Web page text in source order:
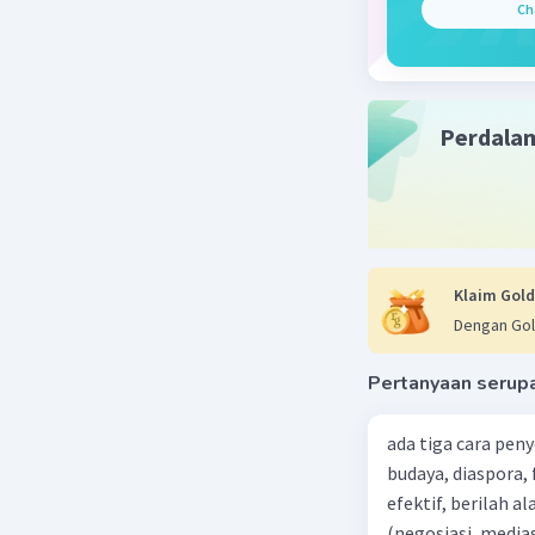
Alva
yang
Beri
Raghda R
24 Agustus
Klaim
Dengan
Pertanyaan
ada tiga cara
budaya,
efektif, berilah alasannya dari 5 penyelesaian